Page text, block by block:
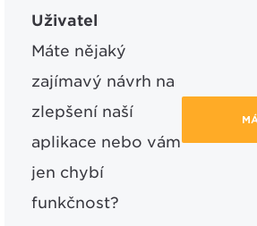
Uživatel
Máte nějaký
zajímavý návrh na
zlepšení naší
aplikace nebo vám
jen chybí
funkčnost?